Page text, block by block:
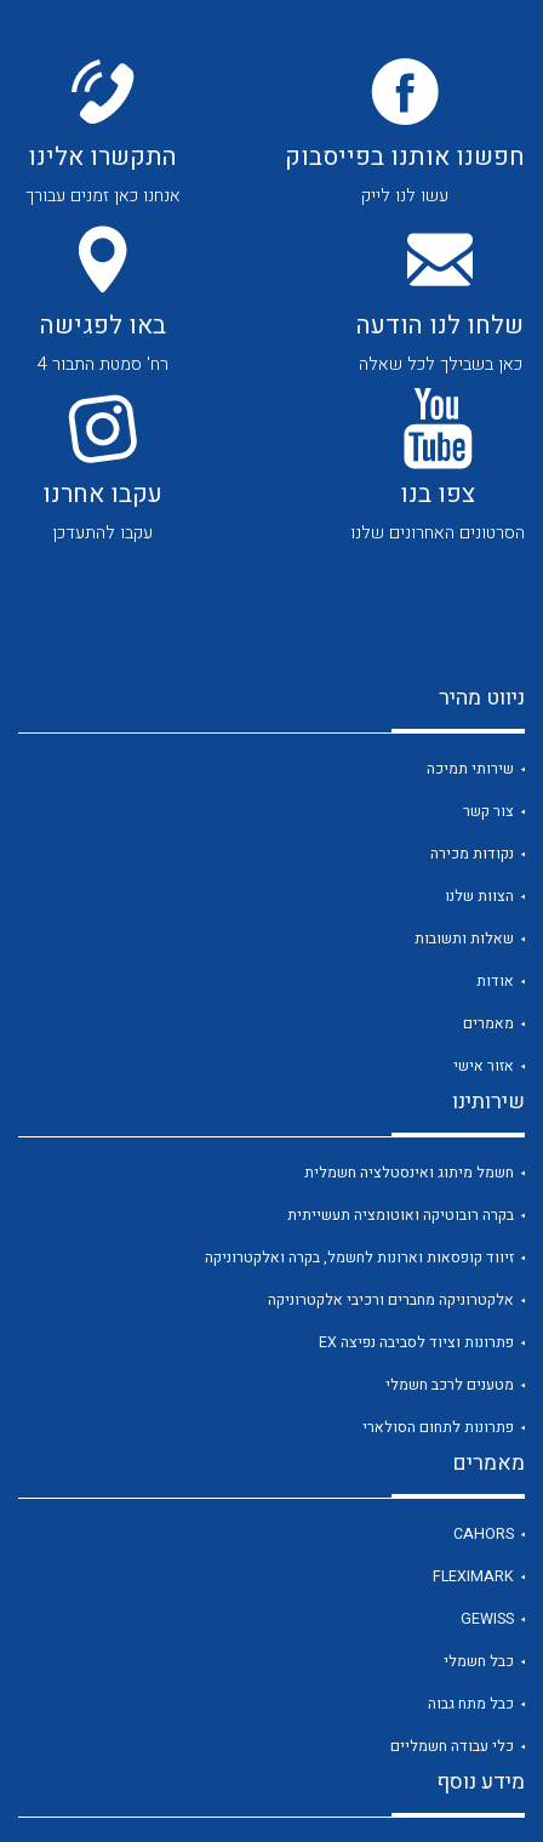
לכל מוצרי היצרן לכל מוצרי היצרן
לכל מוצרי היצרן לכל מוצרי היצרן
לכל מוצרי היצרן
לכל מוצרי היצרן
לכל מוצרי היצרן
חפשנו אותנו בפייסבוק
עשו לנו לייק
התקשרו אלינו
אנחנו כאן זמנים עבורך
שלחו לנו הודעה
כאן בשבילך לכל שאלה
באו לפגישה
רח' סמטת התבור 4
צפו בנו
הסרטונים האחרונים שלנו
עקבו אחרנו
עקבו להתעדכן
ניווט מהיר
שירותי תמיכה
צור קשר
נקודות מכירה
הצוות שלנו
שאלות ותשובות
אודות
מאמרים
אזור אישי
שירותינו
חשמל מיתוג ואינסטלציה חשמלית
בקרה רובוטיקה ואוטומציה תעשייתית
זיווד קופסאות וארונות לחשמל, בקרה ואלקטרוניקה
אלקטרוניקה מחברים ורכיבי אלקטרוניקה
פתרונות וציוד לסביבה נפיצה EX
מטענים לרכב חשמלי
פתרונות לתחום הסולארי
מאמרים
CAHORS
FLEXIMARK
GEWISS
כבל חשמלי
כבל מתח גבוה
כלי עבודה חשמליים
מידע נוסף